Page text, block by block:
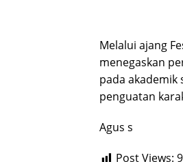
Melalui ajang
menegaskan
pada akademik
penguatan
Agus s
Post Views: